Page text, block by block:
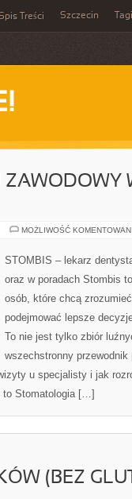
Treści Szczecin Tagi
ZAWODOWY
MOŻLIWOŚĆ
STOMBIS – lekarz
oraz w poradach Stombis
osób, które chcą
podejmować lepsze
To nie jest tylko zbiór
wszechstronny
u specjalisty i jak
to Stomatologia […]
(BEZ